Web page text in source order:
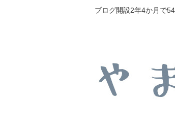
ブログ開設2年4か月で